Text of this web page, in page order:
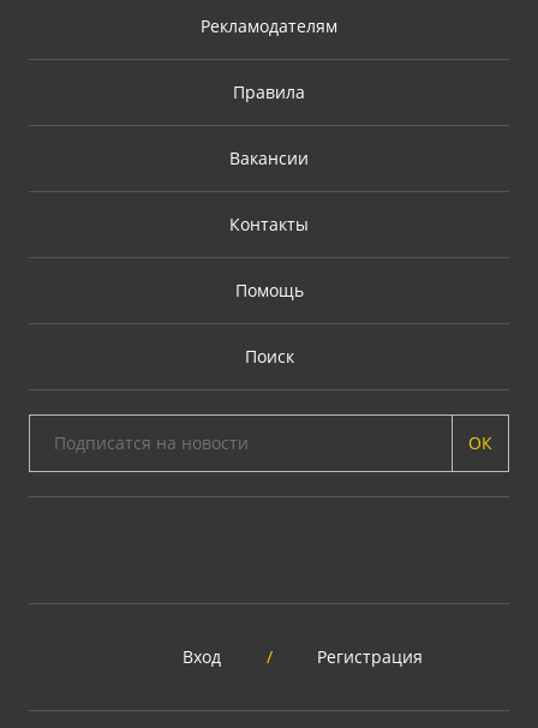
Рекламодателям
Правила
Вакансии
Контакты
Помощь
Поиск
ОК
Вход / Регистрация